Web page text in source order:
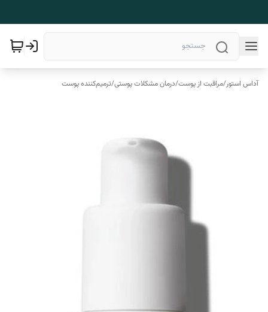
آداس استور/مراقبت از پوست/درمان مشکلات پوستی/ترمیم‌کننده پوست